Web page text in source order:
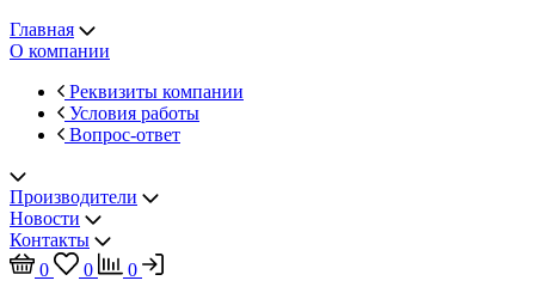
Главная
О компании
Реквизиты компании
Условия работы
Вопрос-ответ
Производители
Новости
Контакты
0
0
0